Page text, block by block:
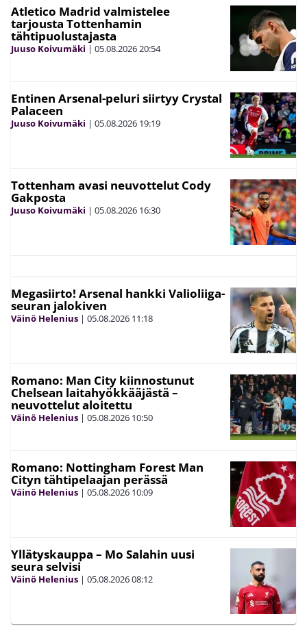
Atletico Madrid valmistelee
tarjousta Tottenhamin
tähtipuolustajasta
Juuso Koivumäki | 05.08.202620:54
Entinen Arsenal-peluri siirtyy Crystal
Palaceen
Juuso Koivumäki | 05.08.2026 19:19
Tottenham avasi neuvottelut Cody
Gakposta
Juuso Koivumäki | 05.08.2026 16:30
Megasiirto! Arsenal hankki Valioliiga-
seuran jalokiven
Väinö Helenius | 05.08.2026 11:18
Romano: Man City kiinnostunut
Chelsean laitahyökkääjästä –
neuvottelut aloitettu
Väinö Helenius | 05.08.2026 10:50
Romano: Nottingham Forest Man
Cityn tähtipelaajan perässä
Väinö Helenius | 05.08.2026 10:09
Yllätyskauppa – Mo Salahin uusi
seura selvisi
Väinö Helenius | 05.08.202608:12